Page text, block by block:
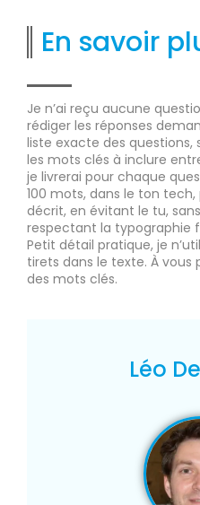
En savoir
Je n’ai reçu aucune
rédiger les réponses
liste exacte des questions,
les mots clés à inclure
je livrerai pour chaque
100 mots, dans le ton
décrit, en évitant le tu,
respectant la typographie
Petit détail pratique, je
tirets dans le texte. À vous
des mots clés.
Léo